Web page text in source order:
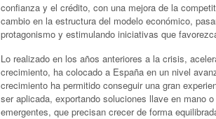
confianza y el crédito, con una mejora de la
cambio en la estructura del modelo económico,
protagonismo y estimulando iniciativas que
Lo realizado en los años anteriores a la crisis,
crecimiento, ha colocado a España en un nivel
crecimiento ha permitido conseguir una gran
ser aplicada, exportando soluciones llave en mano
emergentes, que precisan crecer de forma